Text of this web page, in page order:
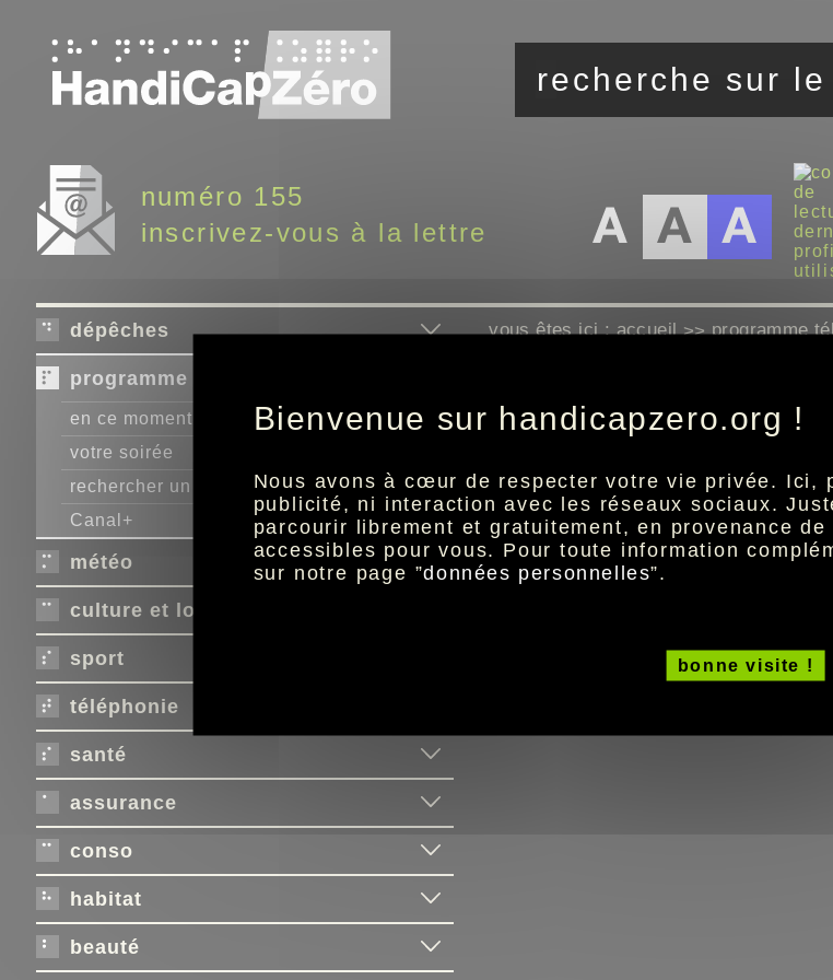
numéro 155
inscrivez-vous à la lettre
dépêches
programme télé
en ce moment
votre soirée
rechercher un programme
Canal+
météo
culture et loisirs
sport
téléphonie
santé
assurance
conso
habitat
beauté
vous êtes ici :accueil>>programme
Bienvenue sur handicapzero.org !
Nous avons à cœur de respecter votre vie privée. Ici,
publicité, ni interaction avec les réseaux sociaux.
parcourir librement et gratuitement, en provenance
accessibles pour vous. Pour toute information
sur notre page ”données personnelles”.
bonne visite !